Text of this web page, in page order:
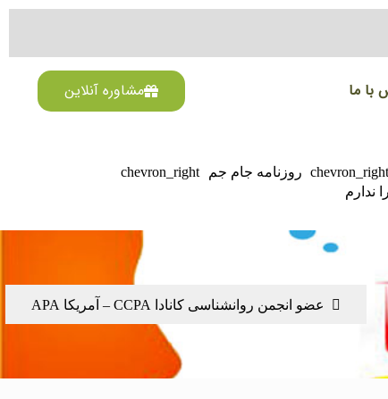
با ما مشاوره آنلاین
chevron_right روزنامه جام جم
chevron_right
ندارم
عضو انجمن روانشناسی کانادا CCPA – آمریکا APA